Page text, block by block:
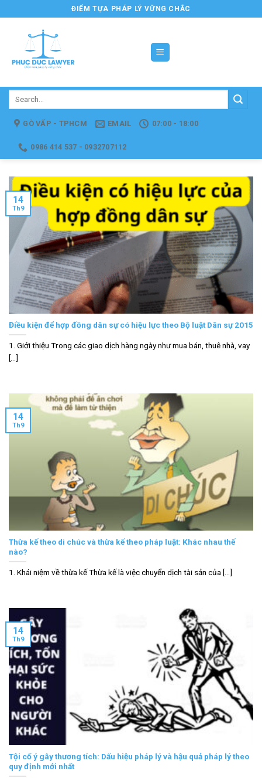
to
content
ĐIỂM TỰA PHÁP LÝ VỮNG CHẮC
GÒ VẤP - TPHCM EMAIL 07:00 - 18:00
0986 414 537 - 0932707112
Điều kiện để hợp đồng dân sự có hiệu lực theo Bộ luật Dân sự 2015
1. Giới thiệu Trong các giao dịch hàng ngày như mua bán, thuê nhà, vay
[...]
14
Th9
Thừa kế theo di chúc và thừa kế theo pháp luật: Khác nhau thế
nào?
1. Khái niệm về thừa kế Thừa kế là việc chuyển dịch tài sản của [...]
14
Th9
Tội cố ý gây thương tích: Dấu hiệu pháp lý và hậu quả pháp lý theo
quy định mới nhất
14
Th9